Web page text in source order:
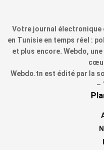
Votre journal électronique
en Tunisie en temps réel :
et plus encore. Webdo,
Webdo.tn est édité par la
–